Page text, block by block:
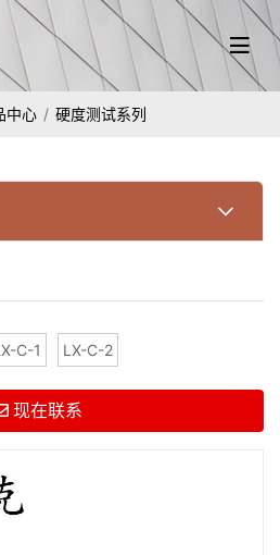
中心 硬度测试系列
C-1 LX-C-2
现在联系